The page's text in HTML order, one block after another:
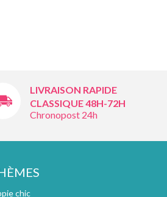
LIVRAISON RAPIDE
CLASSIQUE 48H-72H
Chronopost 24h
chic